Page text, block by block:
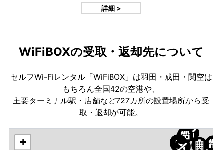
詳細 >
WiFiBOXの受取・返却先について
セルフWi-Fiレンタル「WiFiBOX」は羽田・成田・関空は
もちろん全国42の空港や、
主要ターミナル駅・店舗など727カ所の設置場所から受
取・返却が可能。
+